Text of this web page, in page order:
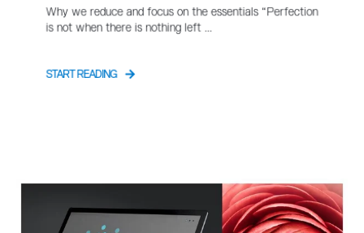
Why we reduce and focus on the essentials “Perfection
is not when there is nothing left ...
START READING